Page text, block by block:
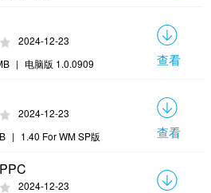
2024-12-23
| 电脑版 1.0.0909 查看
2024-12-23
| 1.40 For WM SP版 查看
2024-12-23